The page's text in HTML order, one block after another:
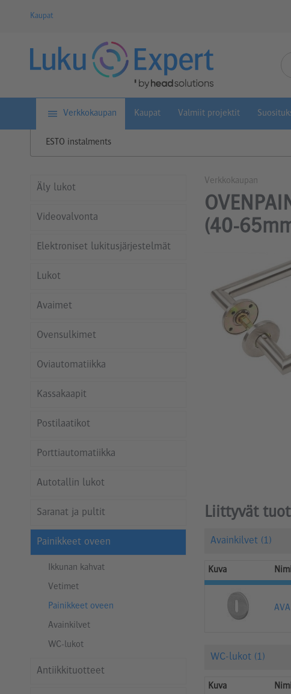
Kaupat
Verkkokaupan Kaupat Valmiit projektit
ESTO instalments
Äly lukot
Videovalvonta
Elektroniset lukitusjärjestelmät
Lukot
Avaimet
Ovensulkimet
Oviautomatiikka
Kassakaapit
Postilaatikot
Porttiautomatiikka
Autotallin lukot
Saranat ja pultit
Painikkeet oveen
Ikkunan kahvat
Vetimet
Painikkeet oveen
Avainkilvet
WC-lukot
Antiikkituotteet
Verkkokaupan
(40-
Liittyvät
Avainkilvet (1)
Kuva Nimi
WC-lukot (1)
Kuva Nimi